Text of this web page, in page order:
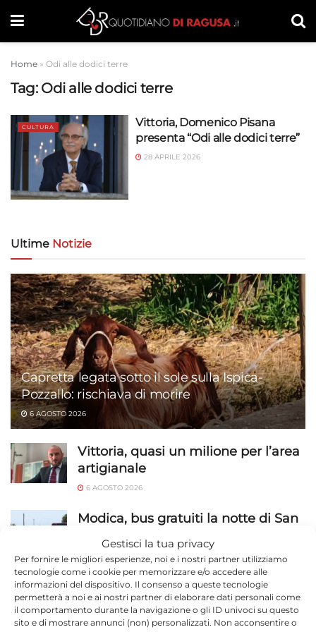
Gestisci la tua privacy
Per fornire le migliori esperienze, noi e i nostri partner utilizziamo
tecnologie come i cookie per memorizzare e/o accedere alle
informazioni del dispositivo. Il consenso a queste tecnologie
permetterà a noi e ai nostri partner di elaborare dati personali come
il comportamento durante la navigazione o gli ID univoci su questo
sito e di mostrare annunci (non) personalizzati. Non acconsentire o
Home » Odi alle dodici terre
Tag: Odi alle dodici terre
CULTURA
Vittoria, Domenico Pisana
presenta “Odi alle dodici terre”
28 APRILE 2026
Ultime Notizie
Capretta legata sotto il sole sulla Ispica-
Pozzallo: rischiava di morire
6 AGOSTO 2026
Vittoria, quasi un milione per l’area
artigianale
6 AGOSTO 2026
Modica, bus gratuiti la notte di San
corse per Marina
6 AGOSTO 2026
Avimec Volley Modica, Santacroce
è il nuovo nutrizionista: piani